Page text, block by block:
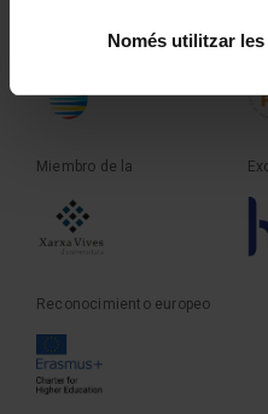
Només utilitzar
Miembro de la
Reconocimiento europeo